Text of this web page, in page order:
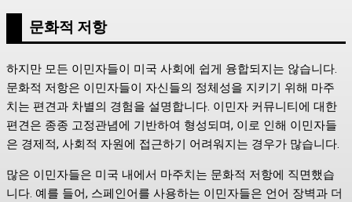
문화적 저항
하지만 모든 이민자들이 미국 사회에 쉽게 융합되지는 않습니다.
문화적 저항은 이민자들이 자신들의 정체성을 지키기 위해 마주
치는 편견과 차별의 경험을 설명합니다. 이민자 커뮤니티에 대한
편견은 종종 고정관념에 기반하여 형성되며, 이로 인해 이민자들
은 경제적, 사회적 자원에 접근하기 어려워지는 경우가 많습니다.
많은 이민자들은 미국 내에서 마주치는 문화적 저항에 직면했습
니다. 예를 들어, 스페인어를 사용하는 이민자들은 언어 장벽과 더